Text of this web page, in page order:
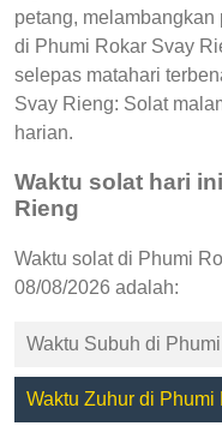
petang,
di Phumi Rokar Svay
selepas matahari
Svay Rieng: Solat
harian.
Waktu solat hari
Rieng
Waktu solat di Phumi
08/08/2026 adalah:
Waktu Subuh di
Waktu Zuhur di